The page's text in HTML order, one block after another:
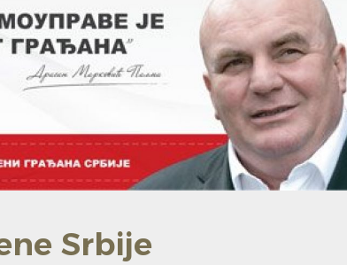
Srbije